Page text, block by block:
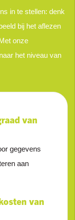
van
gegevens
aan
van
in te stellen: denk
bij het aflezen
onze
het niveau van